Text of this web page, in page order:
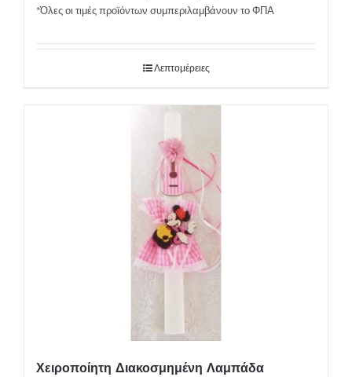
*Όλες οι τιμές προϊόντων συμπεριλαμβάνουν το ΦΠΑ
Λεπτομέρειες
Χειροποίητη Διακοσμημένη Λαμπάδα